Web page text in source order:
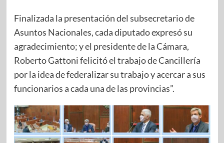
Finalizada la presentación del subsecretario de
Asuntos Nacionales, cada diputado expresó su
agradecimiento; y el presidente de la Cámara,
Roberto Gattoni felicitó el trabajo de Cancillería
por la idea de federalizar su trabajo y acercar a sus
funcionarios a cada una de las provincias”.